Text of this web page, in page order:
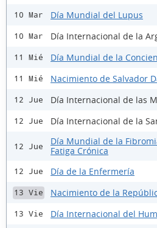
10 Mar Día Mundial del Lupus
10 Mar Día Internacional de la
11 Mié Día Mundial de la
11 Mié Nacimiento de Salvador
12 Jue Día Internacional de las
12 Jue Día Internacional de la
12 Jue
Día Mundial de la
Fatiga Crónica
12 Jue Día de la Enfermería
13 Vie Nacimiento de la
13 Vie Día Internacional del